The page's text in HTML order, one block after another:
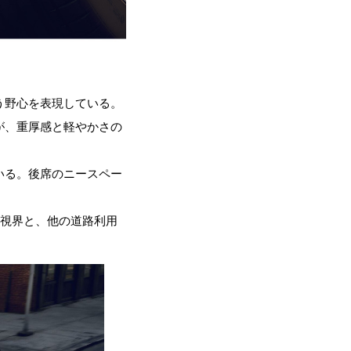
心を表現している。
重厚感と軽やかさの
。後席のニースペー
界と、他の道路利用